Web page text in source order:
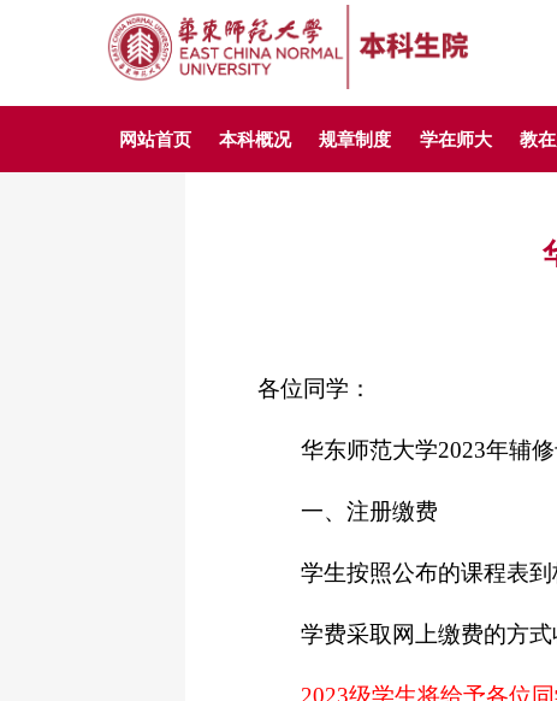
网站首页 本科概况 规章制度 学在师大 教
各位同学：
华东师范大学2023年辅
一、注册缴费
学生按照公布的课程表到
学费采取网上缴费的方式
2023级学生将给予各位